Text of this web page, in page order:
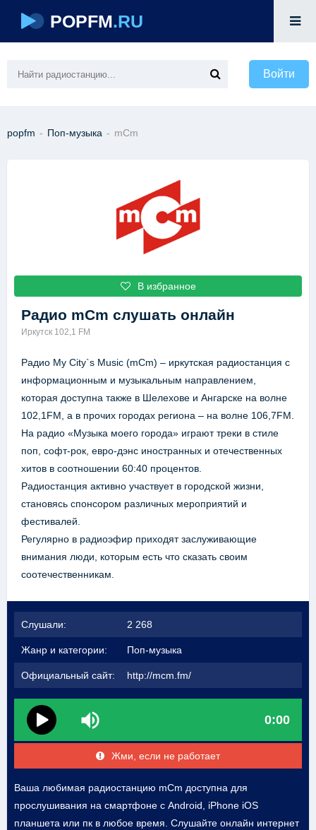
POPFM.RU
Войти
popfm - Поп-музыка - mCm
В избранное
Радио mCm слушать онлайн
Иркутск 102,1 FM
Радио My City`s Music (mCm) – иркутская радиостанция с
информационным и музыкальным направлением,
которая доступна также в Шелехове и Ангарске на волне
102,1FM, а в прочих городах региона – на волне 106,7FM.
На радио «Музыка моего города» играют треки в стиле
поп, софт-рок, евро-дэнс иностранных и отечественных
хитов в соотношении 60:40 процентов.
Радиостанция активно участвует в городской жизни,
становясь спонсором различных мероприятий и
фестивалей.
Регулярно в радиоэфир приходят заслуживающие
внимания люди, которым есть что сказать своим
соотечественникам.
Слушали: 2 268
Жанр и категории: Поп-музыка
Официальный сайт: http://mcm.fm/
0:00
Жми, если не работает
Ваша любимая радиостанцию mCm доступна для
прослушивания на смартфоне с Android, iPhone iOS
планшета или пк в любое время. Слушайте онлайн интернет